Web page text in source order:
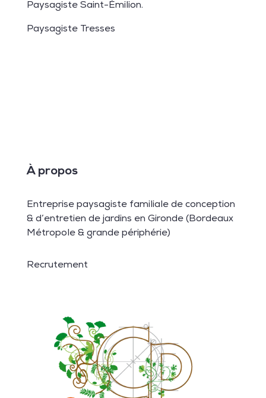
Paysagiste Saint-Émilion.
Paysagiste Tresses
À propos
Entreprise paysagiste familiale de conception
& d’entretien de jardins en Gironde (Bordeaux
Métropole & grande périphérie)
Recrutement